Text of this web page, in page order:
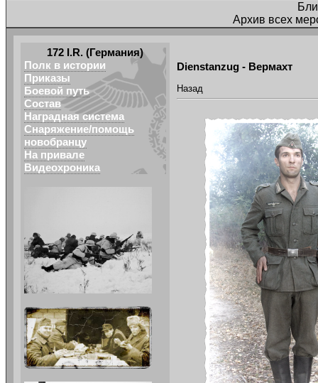
Архив всех
172 I.R. (Германия)
Полк в истории
Приказы
Боевой путь
Состав
Наградная система
Снаряжение/помощь
новобранцу
На привале
Видеохроника
Dienstanzug - Вермахт
Назад